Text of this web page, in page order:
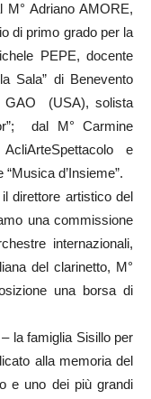
M° Adriano AMORE,
di primo grado per la
PEPE, docente
Sala” di Benevento
GAO (USA), solista
dal M° Carmine
e
d’Insieme”.
direttore artistico del
una commissione
internazionali,
del clarinetto, M°
una borsa di
la famiglia Sisillo per
alla memoria del
e uno dei più grandi